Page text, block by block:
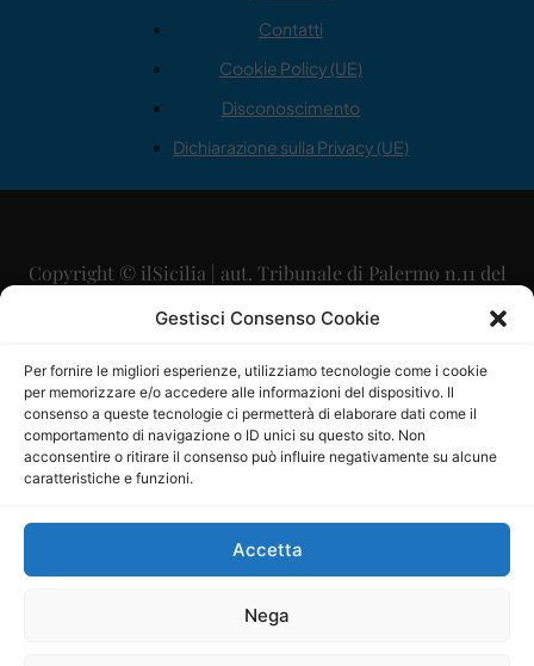
Gestisci Consenso Cookie
Per fornire le migliori esperienze, utilizziamo tecnologie come i cookie
per memorizzare e/o accedere alle informazioni del dispositivo. Il
consenso a queste tecnologie ci permetterà di elaborare dati come il
comportamento di navigazione o ID unici su questo sito. Non
acconsentire o ritirare il consenso può influire negativamente su alcune
caratteristiche e funzioni.
Accetta
Nega
Contatti
Cookie Policy (UE)
Disconoscimento
Dichiarazione sulla Privacy (UE)
Copyright © ilSicilia | aut. Tribunale di Palermo n.11 del
29/09/2015
Direttore Editoriale: Maurizio Scaglione
Direttore Responsabile: Maria Calabrese
P.IVA: 06334930820
Mercurio Comunicazione Società Cooperativa a r.l. è
iscritta al Registro degli Operatori di Comunicazione al